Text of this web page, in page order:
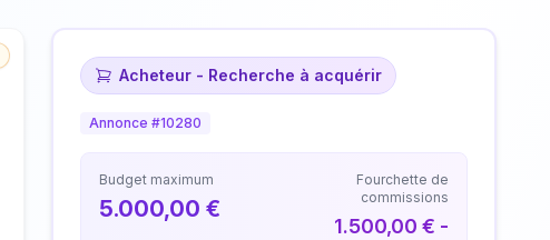
Acheteur - Recherche à acquérir
Annonce #10280
Budget maximum
5.000,00 €
Fourchette de
commissions
1.500,00 € -